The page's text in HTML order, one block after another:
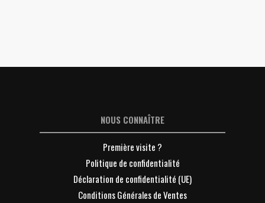
NOUS CONNAÎTRE
Première visite ?
Politique de confidentialité
Déclaration de confidentialité (UE)
Conditions Générales de Ventes